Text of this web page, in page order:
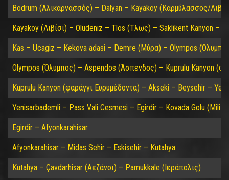
Bodrum (Αλικαρνασσός) – Dalyan – Kayakoy (Καρμύλασσος/
Kayakoy (Λιβίσι) – Oludeniz – Tlos (Τλως) – Saklikent Kanyon –
Kas – Ucagiz – Kekova adasi – Demre (Μύρα) – Olympos
Olympos (Όλυμπος) – Aspendos (Άσπενδος) – Kuprulu Kanyon
Kuprulu Kanyon (φαράγγι Ευρυμέδοντα) – Akseki – Beysehir –
Yenisarbademli – Pass Vali Cesmesi – Egirdir – Kovada Golu (Mili
Egirdir – Afyonkarahisar
Afyonkarahisar – Midas Sehir – Eskisehir – Kutahya
Kutahya – Çavdarhisar (Αεζάνοι) – Pamukkale (Ιεράπολις)